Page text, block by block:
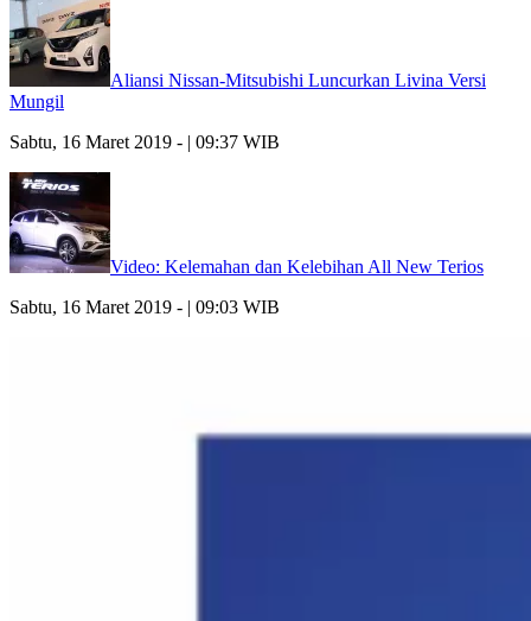
Aliansi Nissan-Mitsubishi Luncurkan Livina Versi
Mungil
Sabtu, 16 Maret 2019 - | 09:37 WIB
Video: Kelemahan dan Kelebihan All New Terios
Sabtu, 16 Maret 2019 - | 09:03 WIB